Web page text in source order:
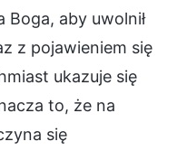
aby uwolnił
z pojawieniem się
ukazuje się
to, że na
się